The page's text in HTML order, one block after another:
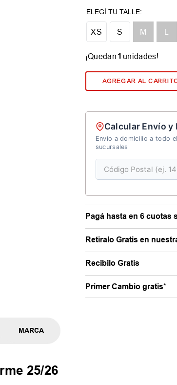
S L
M
XS
¡Quedan 1 unidades!
AGREGAR AL
Calcular Envío y
Envío a domicilio a todo
sucursales
Pagá hasta en 6 cuotas
Retiralo Gratis en
Recibilo Gratis
Primer Cambio gratis*
MARCA
25/26